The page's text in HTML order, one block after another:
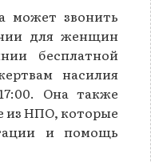
может звонить
для женщин
бесплатной
насилия
Она также
из НПО, которые
и помощь